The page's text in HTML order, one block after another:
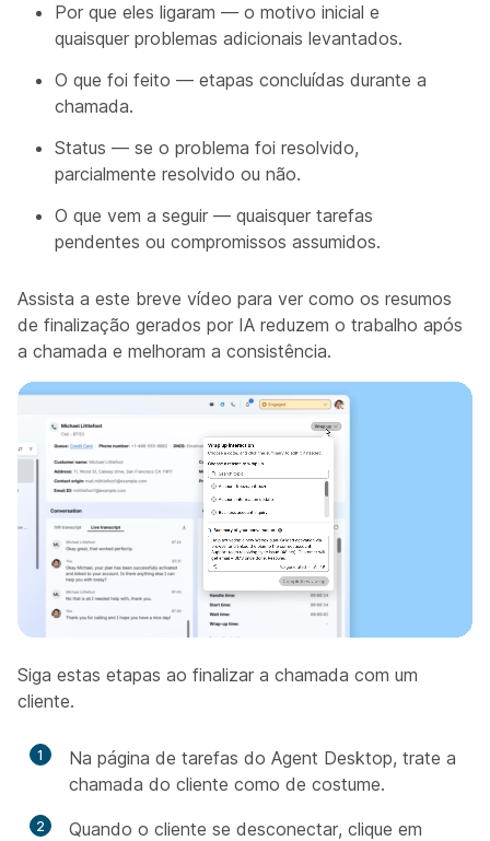
Por que eles ligaram — o motivo inicial e
quaisquer problemas adicionais levantados.
O que foi feito — etapas concluídas durante a
chamada.
Status — se o problema foi resolvido,
parcialmente resolvido ou não.
O que vem a seguir — quaisquer tarefas
pendentes ou compromissos assumidos.
Assista a este breve vídeo para ver como os resumos
de finalização gerados por IA reduzem o trabalho após
a chamada e melhoram a consistência.
Siga estas etapas ao finalizar a chamada com um
cliente.
1
Na página de tarefas do Agent Desktop, trate a
chamada do cliente como de costume.
2
Quando o cliente se desconectar, clique em